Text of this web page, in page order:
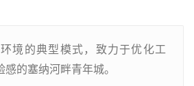
境的典型模式，致力于优化工
的塞纳河畔青年城。